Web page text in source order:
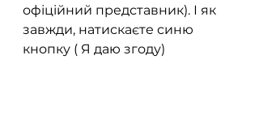
офіційний представник). І як
завжди, натискаєте синю
кнопку ( Я даю згоду)